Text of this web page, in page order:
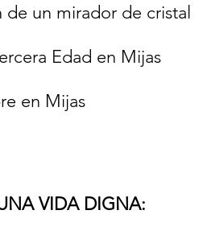
de un mirador de cristal
Edad en Mijas
en Mijas
VIDA DIGNA: